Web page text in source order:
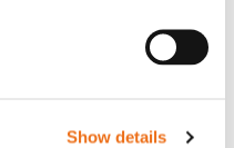
Show details
Lägg till i varukorg
T-shirt svart 2xl med avant-
(ex. moms)